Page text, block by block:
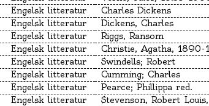
Engelsk litteratur Charles Dickens
Engelsk litteratur Dickens, Charles
Engelsk litteratur Riggs, Ransom
Engelsk litteratur
Engelsk litteratur Swindells; Robert
Engelsk litteratur Cumming; Charles
Engelsk litteratur Pearce; Phillippa red.
Engelsk litteratur